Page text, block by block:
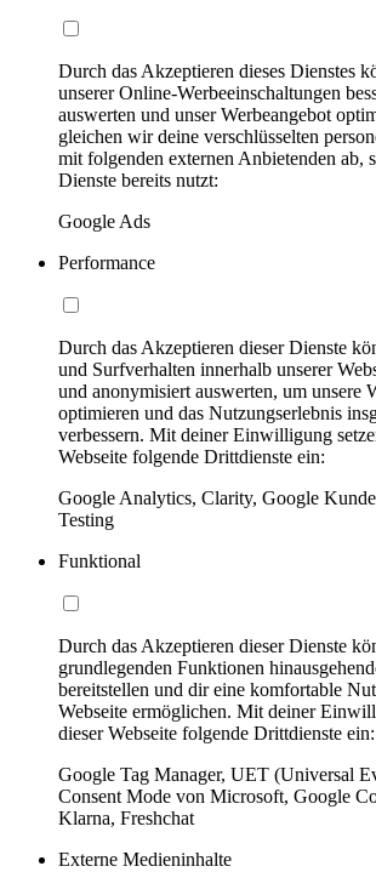
Durch das Akzeptieren dieses Dienstes
unserer Online-Werbeeinschaltungen
auswerten und unser Werbeangebot
gleichen wir deine verschlüsselten
mit folgenden externen Anbietenden ab,
Dienste bereits nutzt:
Google Ads
Performance
Durch das Akzeptieren dieser Dienste
und Surfverhalten innerhalb unserer
und anonymisiert auswerten, um unsere
optimieren und das Nutzungserlebnis
verbessern. Mit deiner Einwilligung
Webseite folgende Drittdienste ein:
Google Analytics, Clarity, Google
Testing
Funktional
Durch das Akzeptieren dieser Dienste
grundlegenden Funktionen
bereitstellen und dir eine komfortable
Webseite ermöglichen. Mit deiner
dieser Webseite folgende Drittdienste ein:
Google Tag Manager, UET (Universal
Consent Mode von Microsoft, Google
Klarna, Freshchat
Externe Medieninhalte